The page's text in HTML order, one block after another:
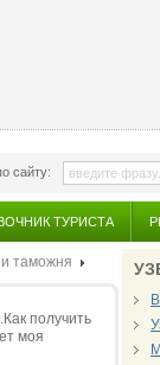
сайту:
ТУРИСТА
таможня
получить
моя